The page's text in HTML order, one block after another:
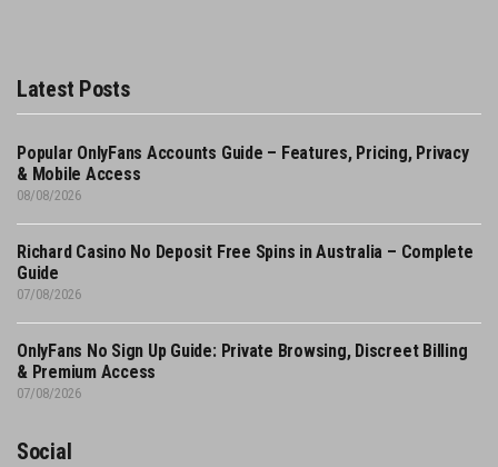
Latest Posts
Popular OnlyFans Accounts Guide – Features, Pricing, Privacy
& Mobile Access
08/08/2026
Richard Casino No Deposit Free Spins in Australia – Complete
Guide
07/08/2026
OnlyFans No Sign Up Guide: Private Browsing, Discreet Billing
& Premium Access
07/08/2026
Social